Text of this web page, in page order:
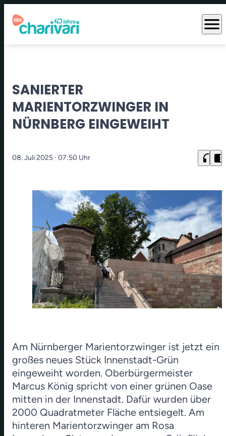
menu
SANIERTER
MARIENTORZWINGER IN
NÜRNBERG EINGEWEIHT
08. Juli 2025 · 07:50 Uhr headphones chrome_reader_mode
Am Nürnberger Marientorzwinger ist jetzt ein
großes neues Stück Innenstadt-Grün
eingeweiht worden. Oberbürgermeister
Marcus König spricht von einer grünen Oase
mitten in der Innenstadt. Dafür wurden über
2000 Quadratmeter Fläche entsiegelt. Am
hinteren Marientorzwinger am Rosa